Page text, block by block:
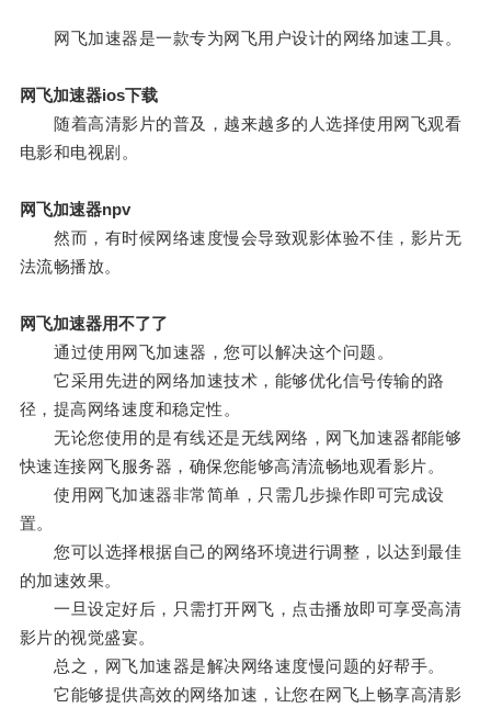
网飞加速器是一款专为网飞用户设计的网络加速工具。
网飞加速器ios下载
随着高清影片的普及，越来越多的人选择使用网飞观看
电影和电视剧。
网飞加速器npv
然而，有时候网络速度慢会导致观影体验不佳，影片无
法流畅播放。
网飞加速器用不了了
通过使用网飞加速器，您可以解决这个问题。
它采用先进的网络加速技术，能够优化信号传输的路
径，提高网络速度和稳定性。
无论您使用的是有线还是无线网络，网飞加速器都能够
快速连接网飞服务器，确保您能够高清流畅地观看影片。
使用网飞加速器非常简单，只需几步操作即可完成设
置。
您可以选择根据自己的网络环境进行调整，以达到最佳
的加速效果。
一旦设定好后，只需打开网飞，点击播放即可享受高清
影片的视觉盛宴。
总之，网飞加速器是解决网络速度慢问题的好帮手。
它能够提供高效的网络加速，让您在网飞上畅享高清影